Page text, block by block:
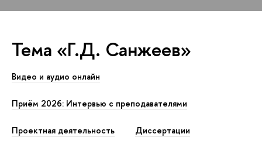
Тема «Г.Д. Санжеев»
Видео и аудио онлайн
Приём 2026: Интервью с преподавателями
Проектная деятельность Диссертации